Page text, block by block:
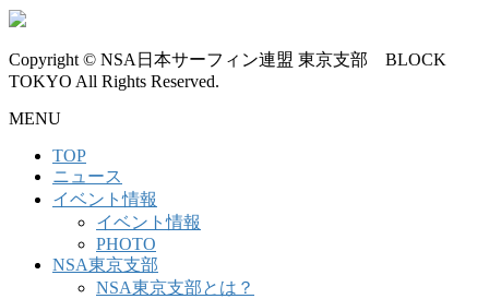
Copyright © NSA日本サーフィン連盟 東京支部 BLOCK
TOKYO All Rights Reserved.
MENU
TOP
ニュース
イベント情報
イベント情報
PHOTO
NSA東京支部
NSA東京支部とは？